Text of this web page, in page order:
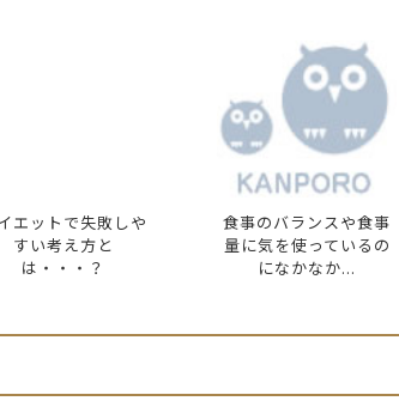
エットで失敗しや
すい考え方と
は・・・？
食事のバランスや食事
量に気を使っているの
になかなか...